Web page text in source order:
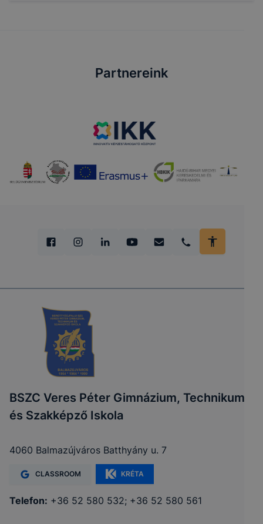
Partnereink
BSZC Veres Péter Gimnázium, Technikum
és Szakképző Iskola
4060 Balmazújváros Batthyány u. 7
CLASSROOM KRÉTA
Telefon: +36 52 580 532; +36 52 580 561